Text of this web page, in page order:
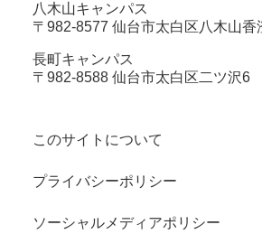
八木山キャンパス
〒982-8577 仙台市太白区八木山香
長町キャンパス
〒982-8588 仙台市太白区二ツ沢6
このサイトについて
プライバシーポリシー
ソーシャルメディアポリシー